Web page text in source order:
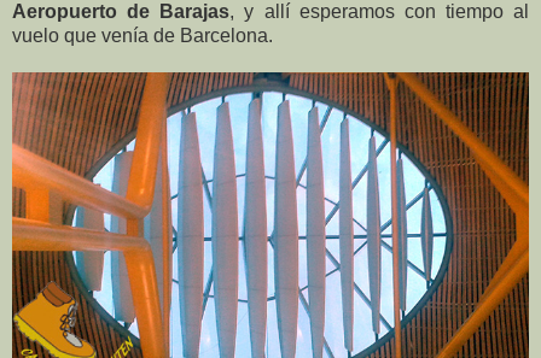
Aeropuerto de Barajas, y allí esperamos con tiempo al
vuelo que venía de Barcelona.